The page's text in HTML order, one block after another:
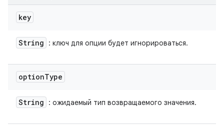
key
String : ключ для опции будет игнорироваться.
optionType
String : ожидаемый тип возвращаемого значения.